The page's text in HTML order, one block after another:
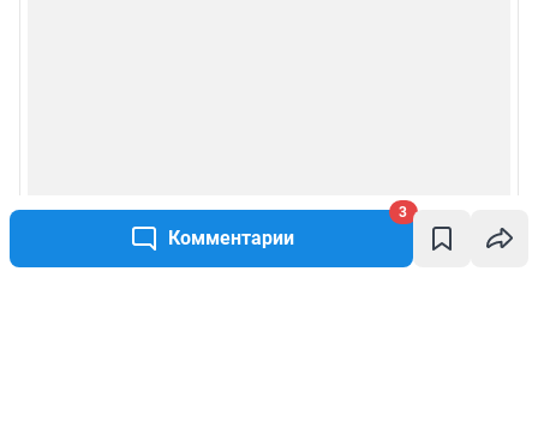
Комментарии
3